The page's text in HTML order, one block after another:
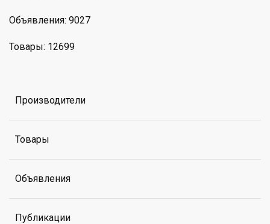
Объявления: 9027
Товары: 12699
Производители
Товары
Объявления
Публикации